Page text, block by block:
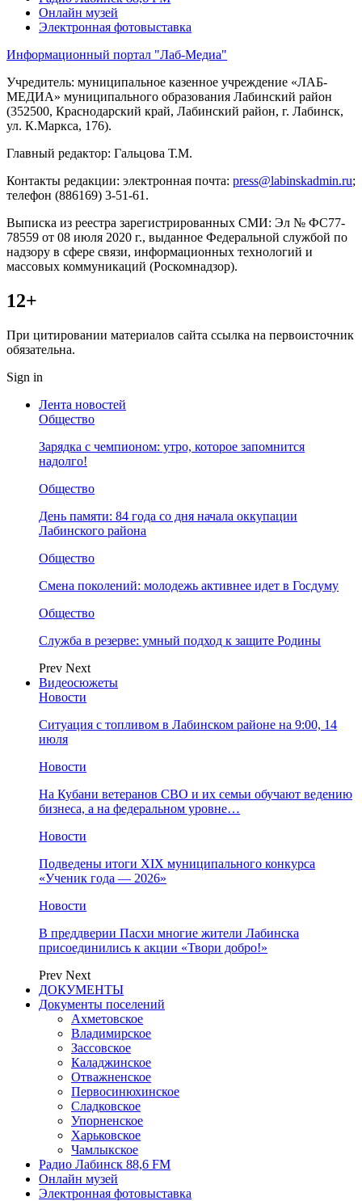
Онлайн музей
Электронная фотовыставка
Информационный портал "Лаб-Медиа"
Учредитель: муниципальное казенное учреждение «ЛАБ-
МЕДИА» муниципального образования Лабинский район
(352500, Краснодарский край, Лабинский район, г. Лабинск,
ул. К.Маркса, 176).
Главный редактор: Гальцова Т.М.
Контакты редакции: электронная почта: press@labinskadmin.ru;
телефон (886169) 3-51-61.
Выписка из реестра зарегистрированных СМИ: Эл № ФС77-
78559 от 08 июля 2020 г., выданное Федеральной службой по
надзору в сфере связи, информационных технологий и
массовых коммуникаций (Роскомнадзор).
12+
При цитировании материалов сайта ссылка на первоисточник
обязательна.
Sign in
Лента новостей
Общество
Зарядка с чемпионом: утро, которое запомнится
надолго!
Общество
День памяти: 84 года со дня начала оккупации
Лабинского района
Общество
Смена поколений: молодежь активнее идет в Госдуму
Общество
Служба в резерве: умный подход к защите Родины
Prev Next
Видеосюжеты
Новости
Ситуация с топливом в Лабинском районе на 9:00, 14
июля
Новости
На Кубани ветеранов СВО и их семьи обучают ведению
бизнеса, а на федеральном уровне…
Новости
Подведены итоги XIX муниципального конкурса
«Ученик года — 2026»
Новости
В преддверии Пасхи многие жители Лабинска
присоединились к акции «Твори добро!»
Prev Next
ДОКУМЕНТЫ
Документы поселений
Ахметовское
Владимирское
Зассовское
Каладжинское
Отважненское
Первосинюхинское
Сладковское
Упорненское
Харьковское
Чамлыкское
Радио Лабинск 88,6 FM
Онлайн музей
Электронная фотовыставка